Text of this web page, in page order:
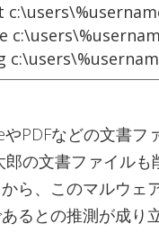
PDFなどの文書フ
郎の文書ファイル
ら、このマルウェ
るとの推測が成り